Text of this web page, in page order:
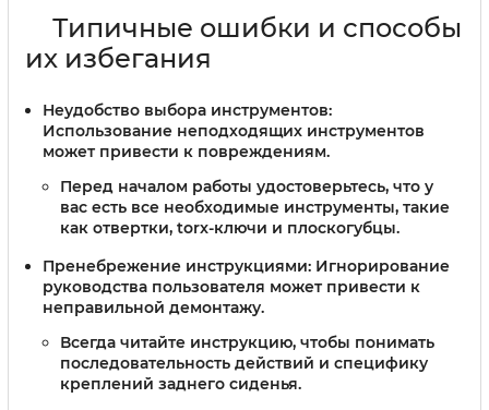
Типичные ошибки и способы
их избегания
Неудобство выбора инструментов:
Использование неподходящих инструментов
может привести к повреждениям.
Перед началом работы удостоверьтесь, что у
вас есть все необходимые инструменты, такие
как отвертки, torx-ключи и плоскогубцы.
Пренебрежение инструкциями: Игнорирование
руководства пользователя может привести к
неправильной демонтажу.
Всегда читайте инструкцию, чтобы понимать
последовательность действий и специфику
креплений заднего сиденья.